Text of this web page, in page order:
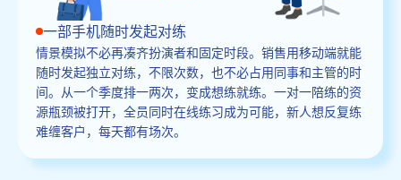
一部手机随时发起对练
情景模拟不必再凑齐扮演者和固定时段。销售用移动端就能
随时发起独立对练，不限次数，也不必占用同事和主管的时
间。从一个季度排一两次，变成想练就练。一对一陪练的资
源瓶颈被打开，全员同时在线练习成为可能，新人想反复练
难缠客户，每天都有场次。